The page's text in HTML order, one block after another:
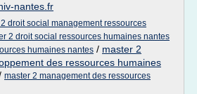
nantes.fr
droit social management ressources
2 droit social ressources humaines nantes
humaines nantes / master 2
des ressources humaines
master 2 management des ressources